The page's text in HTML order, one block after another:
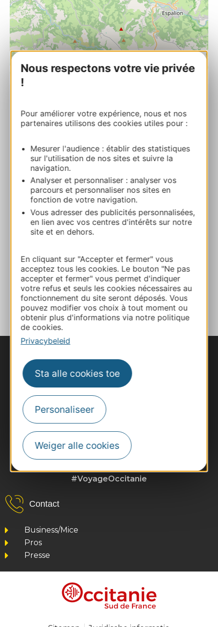
Nous respectons votre vie privée
!
Pour améliorer votre expérience, nous et nos
partenaires utilisons des cookies utiles pour :
Mesurer l'audience : établir des statistiques
sur l'utilisation de nos sites et suivre la
navigation.
Analyser et personnaliser : analyser vos
parcours et personnaliser nos sites en
fonction de votre navigation.
Vous adresser des publicités personnalisées,
en lien avec vos centres d'intérêts sur notre
site et en dehors.
En cliquant sur "Accepter et fermer" vous
acceptez tous les cookies. Le bouton "Ne pas
accepter et fermer" vous permet d'indiquer
votre refus et seuls les cookies nécessaires au
fonctionnement du site seront déposés. Vous
pouvez modifier vos choix à tout moment ou
obtenir plus d'informations via notre politique
de cookies.
Privacybeleid
Sta alle cookies toe
Personaliseer
Weiger alle cookies
Leaflet| Map data ©OpenStreetMap contributors
19, rue François d’Estaing 12190 ESTAING
+33565440144
E-mail
Website
Facebook
TOEVOEGEN
AAN NOTITIEBOEKJE
#VoyageOccitanie
Contact
Business/Mice
Pros
Presse